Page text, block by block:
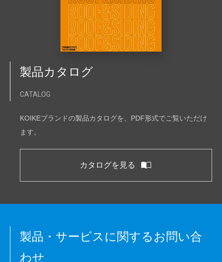
製品カタログ
CATALOG
KOIKEブランドの製品カタログを、PDF形式でご覧いただけ
ます。
カタログを見る
製品・サービスに関するお問い合
わせ